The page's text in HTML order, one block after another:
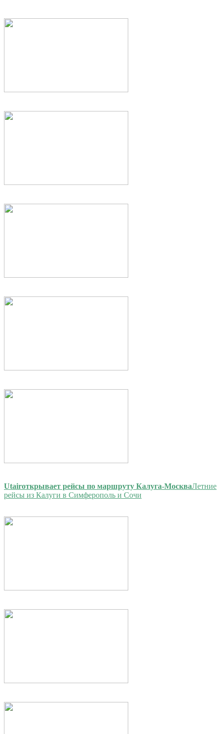
Utairоткрывает рейсы по маршруту Калуга-МоскваЛетние
рейсы из Калуги в Симферополь и Сочи